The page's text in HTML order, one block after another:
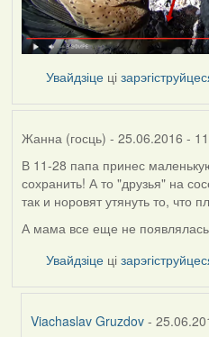
Увайдзіце ці
Жанна (госць) - 25.06.2016 -
В 11-28 папа принес
сохранить! А то "друзья" на
так и норовят утянуть то, что
А мама все еще не
Увайдзіце ці
Viachaslav Gruzdov -